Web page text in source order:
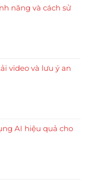
năng và cách sử
video và lưu ý an
AI hiệu quả cho